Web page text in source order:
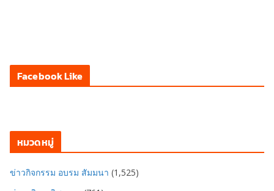
Facebook Like
หมวดหมู่
ข่าวกิจกรรม อบรม สัมมนา (1,525)